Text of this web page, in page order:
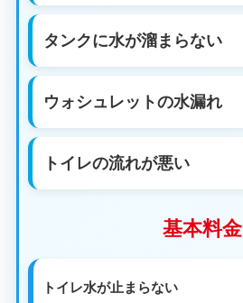
タンクに水が溜まらない
ウォシュレットの水漏れ
トイレの流れが悪い
基本料金
トイレ水が止まらない